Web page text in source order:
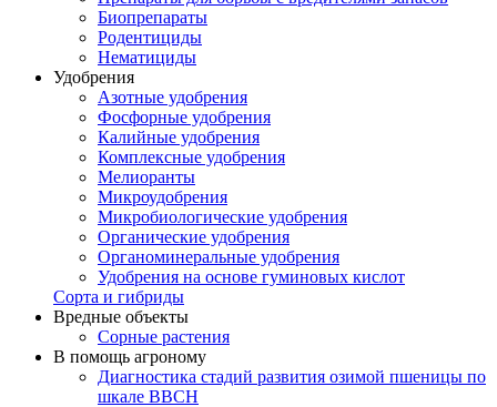
Биопрепараты
Родентициды
Нематициды
Удобрения
Азотные удобрения
Фосфорные удобрения
Калийные удобрения
Комплексные удобрения
Мелиоранты
Микроудобрения
Микробиологические удобрения
Органические удобрения
Органоминеральные удобрения
Удобрения на основе гуминовых кислот
Сорта и гибриды
Вредные объекты
Сорные растения
В помощь агроному
Диагностика стадий развития озимой пшеницы по
шкале ВВСН